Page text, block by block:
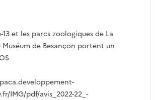
et les parcs zoologiques de La
de Besançon portent un
IMG/pdf/avis_2022-22_-